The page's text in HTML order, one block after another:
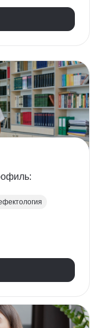
Синдром дефицита внимания с гиперактивностью (СДВГ)